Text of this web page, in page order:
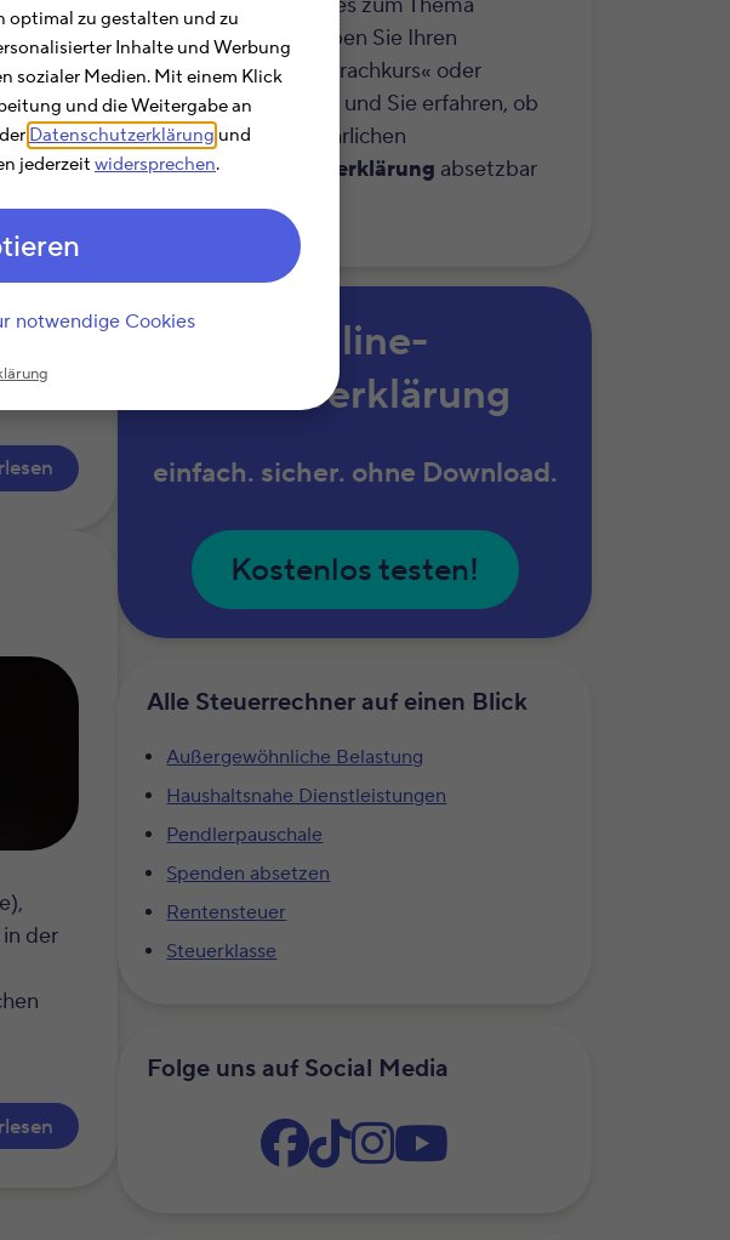
optimal zu gestalten und zu
Inhalte und Werbung
sozialer Medien. Mit einem Klick
und die Weitergabe an
Datenschutzerklärung und
jederzeit widersprechen.
notwendige Cookies
der
Absetzbarkeit . Geben Sie Ihren
Suchbegriff wie »Sprachkurs« oder
»Telefonkosten« ein und Sie erfahren, ob
die Kosten in der jährlichen
Einkommensteuererklärung absetzbar
sind.
Online-
Steuererklärung
einfach. sicher. ohne Download.
Kostenlos testen!
Alle Steuerrechner auf einen Blick
Außergewöhnliche Belastung
Haushaltsnahe Dienstleistungen
Pendlerpauschale
Spenden absetzen
Rentensteuer
Steuerklasse
Folge uns auf Social Media